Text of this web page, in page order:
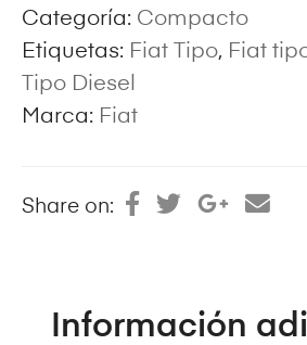
Categoría: Compacto
Etiquetas: Fiat Tipo, Fiat
Tipo Diesel
Marca: Fiat
Share on:
Información